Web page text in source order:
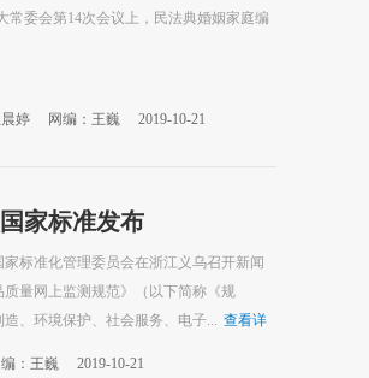
常委会第14次会议上，民法典婚姻家庭编
婷 网编：王巍 2019-10-21
家标准发布
标准化管理委员会在浙江义乌召开新闻
量网上监测规范》（以下简称《规
、环境保护、社会服务、电子...
查看详
：王巍 2019-10-21